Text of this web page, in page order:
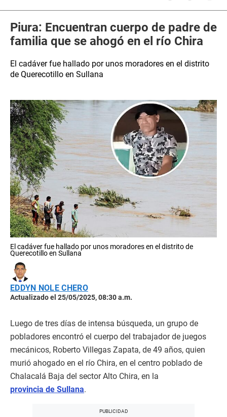
Piura: Encuentran cuerpo de padre de
familia que se ahogó en el río Chira
El cadáver fue hallado por unos moradores en el distrito
de Querecotillo en Sullana
El cadáver fue hallado por unos moradores en el distrito de
Querecotillo en Sullana
EDDYN NOLE CHERO
Actualizado el 25/05/2025, 08:30 a.m.
Luego de tres días de intensa búsqueda, un grupo de
pobladores encontró el cuerpo del trabajador de juegos
mecánicos, Roberto Villegas Zapata, de 49 años, quien
murió ahogado en el río Chira, en el centro poblado de
Chalacalá Baja del sector Alto Chira, en la
provincia de Sullana.